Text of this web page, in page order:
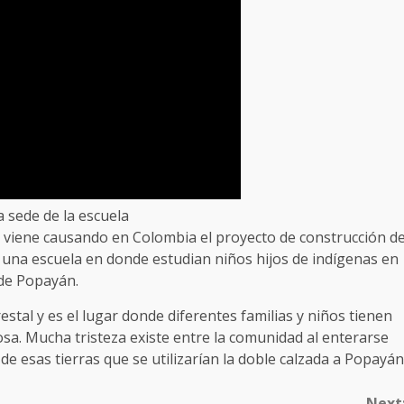
sede de la escuela
causando en Colombia el proyecto de construcción
escuela en donde estudian niños hijos de indígenas en
Popayán.
y es el lugar donde diferentes familias y niños tienen
Mucha tristeza existe entre la comunidad al enterarse
esas tierras que se utilizarían la doble calzada a Popayán